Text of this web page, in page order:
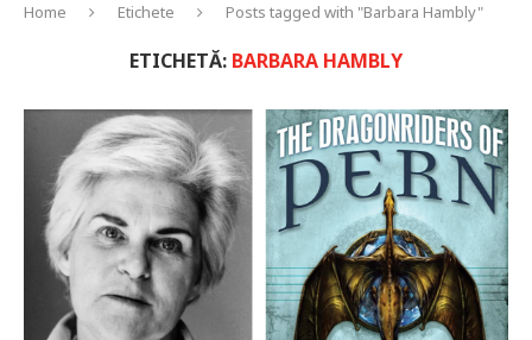
Home Etichete Posts tagged with "Barbara Hambly"
ETICHETĂ: BARBARA HAMBLY